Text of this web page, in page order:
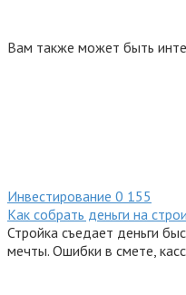
Вам также может быть
Инвестирование 0 155
Как собрать деньги на
Стройка съедает деньги
мечты. Ошибки в смете,